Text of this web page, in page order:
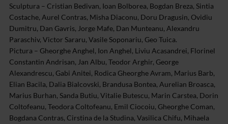
Sculptura – Cristian Bedivan, Ioan Bolborea, Bogdan Breza, Sintia
Costache, Aurel Contras, Misha Diaconu, Doru Dragusin, Ovidiu
Dumitru, Dan Gavris, Jorge Mafe, Dan Munteanu, Alexandru
Paraschiv, Victor Sararu, Vasile Soponariu, Geo Tuica.
Pictura – Gheorghe Anghel, Ion Anghel, Liviu Acasandrei, Florinel
Constantin Andrisan, Jan Albu, Teodor Arghir, George
Alexandrescu, Gabi Anitei, Rodica Gheorghe Avram, Marius Barb,
Elian Bacila, Dalia Bialcovski, Brandusa Bontea, Aurelian Broasca,
Marius Burhan, Sanda Butiu, Vitalie Butescu, Marin Carstea, Dorin
Coltofeanu, Teodora Coltofeanu, Emil Ciocoiu, Gheorghe Coman,
Bogdana Contras, Cirstina de la Studina, Vasilica Chifu, Mihaela